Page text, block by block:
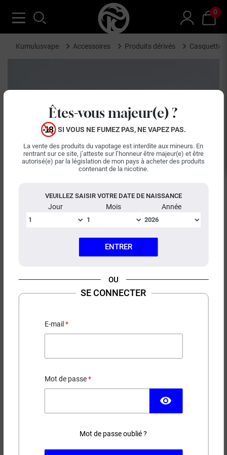
Êtes-vous majeur(e) ?
SI VOUS NE FUMEZ PAS, NE VAPEZ PAS.
La vente des produits du vapotage est interdite aux mineurs. En
rentrant sur ce site, j’atteste sur l’honneur être majeur(e) et être
autorisé(e) par la législation de mon pays à acheter des produits
contenant de la nicotine.
VEUILLEZ SAISIR VOTRE DATE DE NAISSANCE
Jour Mois Année
ENTRER
OU
SE CONNECTER
E-mail
Mot de passe
visibility
Mot de passe oublié ?
0
Kumulusvape Accessoires Produits dérivés Casquette
19,90 €
EN STOCK
AJOUTER AU PANIER